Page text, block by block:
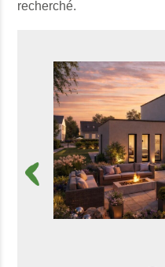
recherché.